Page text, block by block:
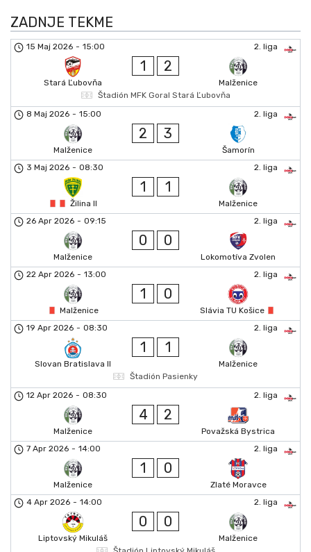
ZADNJE TEKME
2. liga
15 Maj 2026 - 15:00
Stará Ľubovňa
1 2
Malženice
Štadión MFK Goral Stará Ľubovňa
2. liga
8 Maj 2026 - 15:00
Malženice
2 3
Šamorín
2. liga
3 Maj 2026 - 08:30
Žilina II
1 1
Malženice
2. liga
26 Apr 2026 - 09:15
Malženice
0 0
Lokomotíva Zvolen
2. liga
22 Apr 2026 - 13:00
Malženice
1 0
Slávia TU Košice
2. liga
19 Apr 2026 - 08:30
Slovan Bratislava II
1 1
Malženice
Štadión Pasienky
2. liga
12 Apr 2026 - 08:30
Malženice
4 2
Považská Bystrica
2. liga
7 Apr 2026 - 14:00
Malženice
1 0
Zlaté Moravce
2. liga
4 Apr 2026 - 14:00
Liptovský Mikuláš
0 0
Malženice